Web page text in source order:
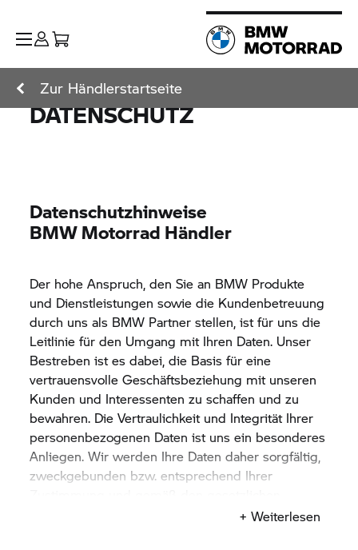
Zur Händlerstartseite
DATENSCHUTZ
Datenschutzhinweise
BMW Motorrad Händler
Der hohe Anspruch, den Sie an BMW Produkte
und Dienstleistungen sowie die Kundenbetreuung
durch uns als BMW Partner stellen, ist für uns die
Leitlinie für den Umgang mit Ihren Daten. Unser
Bestreben ist es dabei, die Basis für eine
vertrauensvolle Geschäftsbeziehung mit unseren
Kunden und Interessenten zu schaffen und zu
bewahren. Die Vertraulichkeit und Integrität Ihrer
personenbezogenen Daten ist uns ein besonderes
Anliegen. Wir werden Ihre Daten daher sorgfältig,
zweckgebunden bzw. entsprechend Ihrer
Bestimmungen zum Datenschutz verarbeiten und
+ Weiterlesen